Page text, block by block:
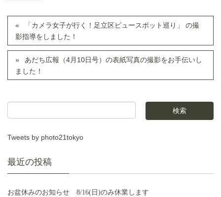
「カメラ女子が行く！足立区ビュースポット巡り」 の撮
影指導をしました！
あだち広報（4月10日号）の表紙写真の撮影をお手伝いし
ました！
Tweets by photo21tokyo
最近の投稿
お盆休みのお知らせ 8/16(日)のみ休業します